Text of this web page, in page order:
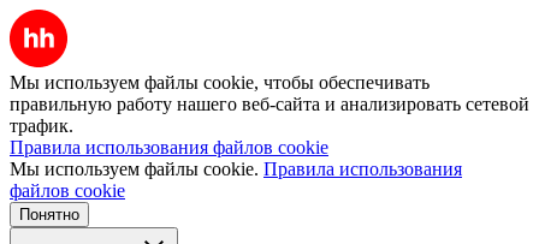
Мы используем файлы cookie, чтобы обеспечивать
правильную работу нашего веб-сайта и анализировать сетевой
трафик.
Правила использования файлов cookie
Мы используем файлы cookie. Правила использования
файлов cookie
Понятно